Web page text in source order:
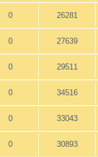
0 26281
0 27639
0 29511
0 34516
0 33043
0 30893